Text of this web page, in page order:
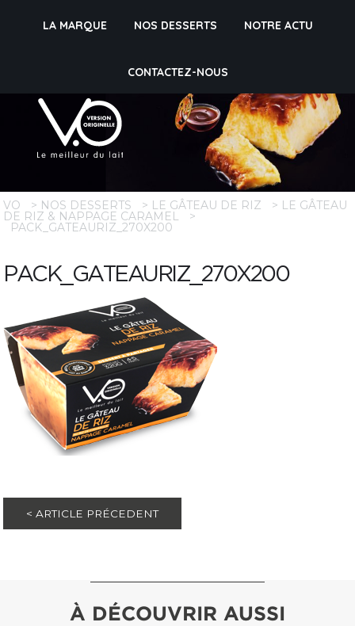
LA MARQUE NOS DESSERTS NOTRE ACTU
CONTACTEZ-NOUS
VO > NOS DESSERTS > LE GÂTEAU DE RIZ > LE GÂTEAU
DE RIZ & NAPPAGE CARAMEL >
PACK_GATEAURIZ_270X200
PACK_GATEAURIZ_270X200
< ARTICLE PRÉCEDENT
À DÉCOUVRIR AUSSI